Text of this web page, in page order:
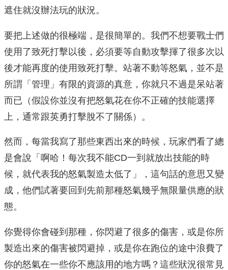
遮住就沒辦法玩的狀況。
要把上述做的很極端，是很簡單的。我們不想要戰士們
使用了致死打擊以後，必須要等自動攻擊揮了很多次以
後才能再度的使用致死打擊。站著不動等怒氣，並不是
所謂「管理」有限的資源的真意，你就只不過是呆站著
而已（假設你並沒有把怒氣花在你不正確的技能選擇
上，通常跟英勇打擊脫不了關係）。
然而，每當我寫了那些東西出來的時候，玩家們看了總
是會說「啊哈！每次我不能CD一到就放出技能的時
候，就代表我的怒氣製造太低了」，這句話的意思又變
成，他們試著要回到先前那種怒氣幾乎無限量供應的狀
態。
你覺得你會碰到那種，你閃避了很多的傷害，或是你所
製造出來的傷害被閃避掉，或是你在跑位的途中浪費了
你的怒氣在一些你不應該用的地方嗎？這些狀況很常見